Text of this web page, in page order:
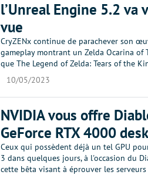
l’Unreal Engine 5.2
vue
CryZENx continue de parachever son
gameplay montrant un Zelda Ocarina
que The Legend of Zelda: Tears of the
10/05/2023
NVIDIA vous offre
GeForce RTX 4000
Ceux qui possèdent déjà un tel GPU
3 dans quelques jours, à l'occasion du
cette bêta visant à éprouver les